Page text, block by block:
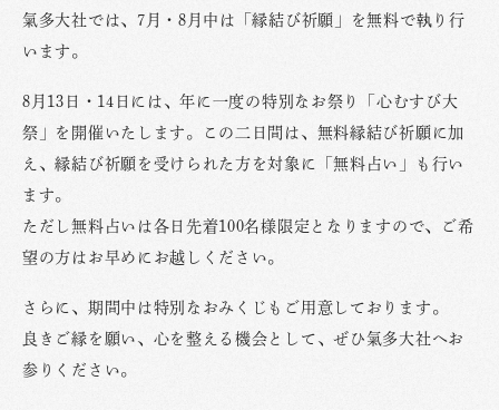
氣多大社では、7月・8月中は「縁結び祈願」を無料で執り行
います。
8月13日・14日には、年に一度の特別なお祭り「心むすび大
祭」を開催いたします。この二日間は、無料縁結び祈願に加
え、縁結び祈願を受けられた方を対象に「無料占い」も行い
ます。
ただし無料占いは各日先着100名様限定となりますので、ご希
望の方はお早めにお越しください。
さらに、期間中は特別なおみくじもご用意しております。
良きご縁を願い、心を整える機会として、ぜひ氣多大社へお
参りください。